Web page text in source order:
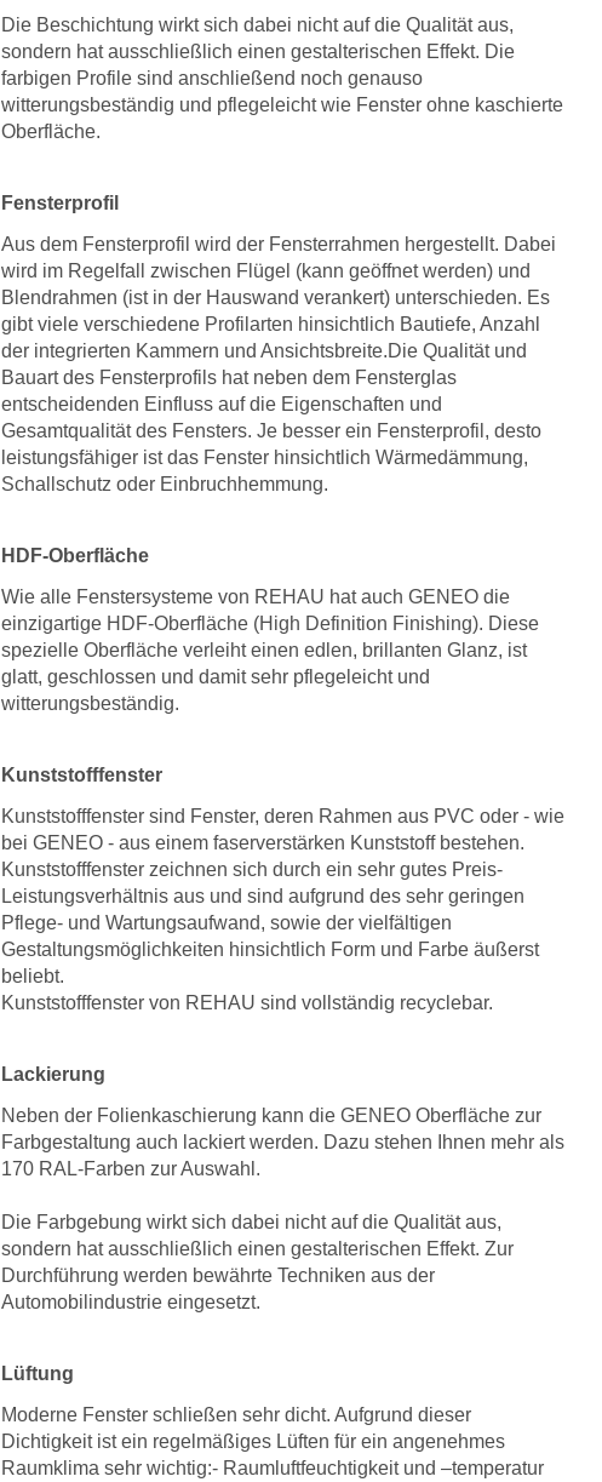
Die Beschichtung wirkt sich dabei nicht auf die Qualität aus,
sondern hat ausschließlich einen gestalterischen Effekt. Die
farbigen Profile sind anschließend noch genauso
witterungsbeständig und pflegeleicht wie Fenster ohne kaschierte
Oberfläche.
Fensterprofil
Aus dem Fensterprofil wird der Fensterrahmen hergestellt. Dabei
wird im Regelfall zwischen Flügel (kann geöffnet werden) und
Blendrahmen (ist in der Hauswand verankert) unterschieden. Es
gibt viele verschiedene Profilarten hinsichtlich Bautiefe, Anzahl
der integrierten Kammern und Ansichtsbreite.Die Qualität und
Bauart des Fensterprofils hat neben dem Fensterglas
entscheidenden Einfluss auf die Eigenschaften und
Gesamtqualität des Fensters. Je besser ein Fensterprofil, desto
leistungsfähiger ist das Fenster hinsichtlich Wärmedämmung,
Schallschutz oder Einbruchhemmung.
HDF-Oberfläche
Wie alle Fenstersysteme von REHAU hat auch GENEO die
einzigartige HDF-Oberfläche (High Definition Finishing). Diese
spezielle Oberfläche verleiht einen edlen, brillanten Glanz, ist
glatt, geschlossen und damit sehr pflegeleicht und
witterungsbeständig.
Kunststofffenster
Kunststofffenster sind Fenster, deren Rahmen aus PVC oder - wie
bei GENEO - aus einem faserverstärken Kunststoff bestehen.
Kunststofffenster zeichnen sich durch ein sehr gutes Preis-
Leistungsverhältnis aus und sind aufgrund des sehr geringen
Pflege- und Wartungsaufwand, sowie der vielfältigen
Gestaltungsmöglichkeiten hinsichtlich Form und Farbe äußerst
beliebt.
Kunststofffenster von REHAU sind vollständig recyclebar.
Lackierung
Neben der Folienkaschierung kann die GENEO Oberfläche zur
Farbgestaltung auch lackiert werden. Dazu stehen Ihnen mehr als
170 RAL-Farben zur Auswahl.
Die Farbgebung wirkt sich dabei nicht auf die Qualität aus,
sondern hat ausschließlich einen gestalterischen Effekt. Zur
Durchführung werden bewährte Techniken aus der
Automobilindustrie eingesetzt.
Lüftung
Moderne Fenster schließen sehr dicht. Aufgrund dieser
Dichtigkeit ist ein regelmäßiges Lüften für ein angenehmes
Raumklima sehr wichtig:- Raumluftfeuchtigkeit und –temperatur